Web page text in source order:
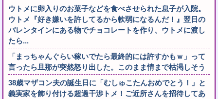
ウトメに卵入りのお菓子などを食べさせられた息子が入院。
ウトメ『好き嫌いを許してるから軟弱になるんだ！』翌日の
バレンタインにある物でチョコレートを作り、ウトメに渡し
たら...
「まっちゃんぐらい稼いでたら最終的には許すかもｗ」って
言ったら旦那が突然怒り出した。このまま情まで枯渇しそう
38歳マザコン夫の誕生日に「むしゅこたんおめでとう！」と
義実家を飾り付ける超過干渉トメ！ご近所さんを招待してあ